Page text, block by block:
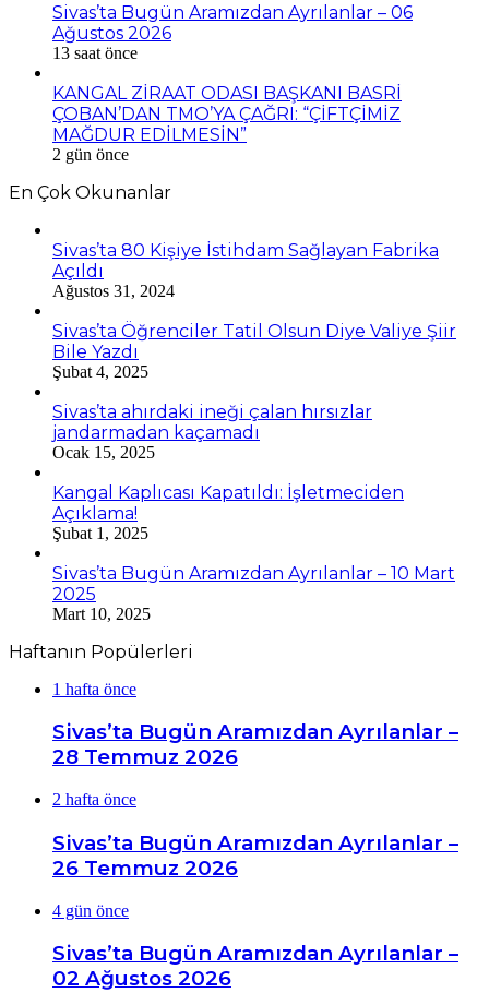
Sivas’ta Bugün Aramızdan Ayrılanlar – 06
Ağustos 2026
13 saat önce
KANGAL ZİRAAT ODASI BAŞKANI BASRİ
ÇOBAN’DAN TMO’YA ÇAĞRI: “ÇİFTÇİMİZ
MAĞDUR EDİLMESİN”
2 gün önce
En Çok Okunanlar
Sivas’ta 80 Kişiye İstihdam Sağlayan Fabrika
Açıldı
Ağustos 31, 2024
Sivas’ta Öğrenciler Tatil Olsun Diye Valiye Şiir
Bile Yazdı
Şubat 4, 2025
Sivas’ta ahırdaki ineği çalan hırsızlar
jandarmadan kaçamadı
Ocak 15, 2025
Kangal Kaplıcası Kapatıldı: İşletmeciden
Açıklama!
Şubat 1, 2025
Sivas’ta Bugün Aramızdan Ayrılanlar – 10 Mart
2025
Mart 10, 2025
Haftanın Popülerleri
1 hafta önce
Sivas’ta Bugün Aramızdan Ayrılanlar –
28 Temmuz 2026
2 hafta önce
Sivas’ta Bugün Aramızdan Ayrılanlar –
26 Temmuz 2026
4 gün önce
Sivas’ta Bugün Aramızdan Ayrılanlar –
02 Ağustos 2026